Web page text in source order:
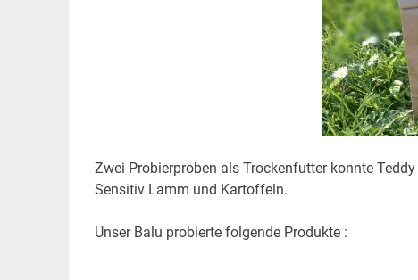
Zwei Probierproben als Trockenfutter konnte
Sensitiv Lamm und Kartoffeln.
Unser Balu probierte folgende Produkte :